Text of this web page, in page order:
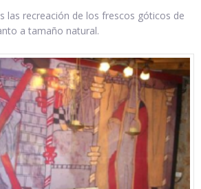
las recreación de los frescos góticos de
a tamaño natural.